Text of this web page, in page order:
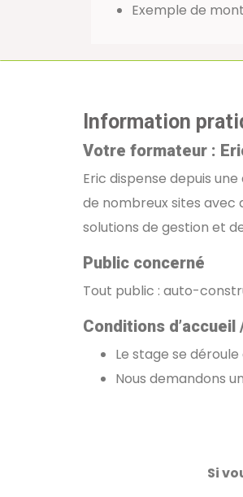
Exemple de
Information
Votre formateur :
Eric dispense depuis
de nombreux sites avec
solutions de gestion et
Public concerné
Tout public : auto-
Conditions
Le stage se
Nous demandons
Si